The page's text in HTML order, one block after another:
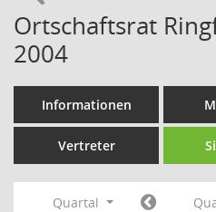
Ortschaftsrat
2004
Informationen
Vertreter
Quartal